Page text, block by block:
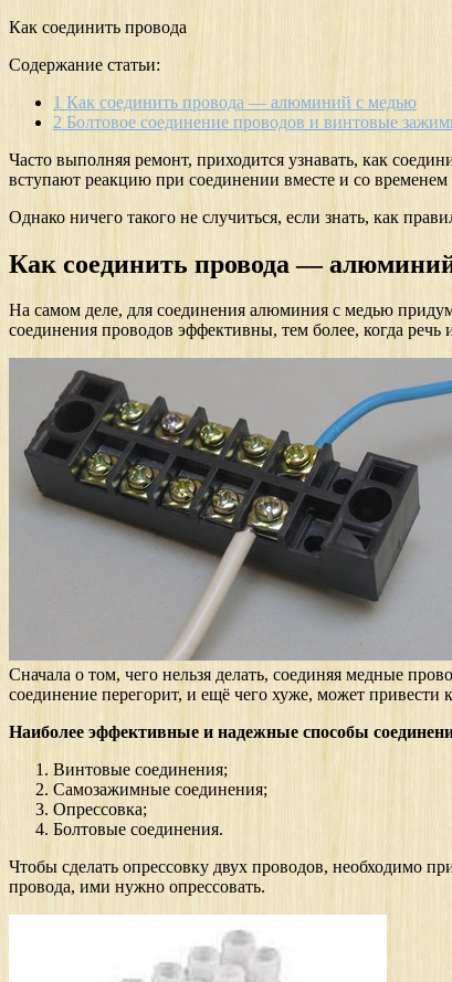
Как соединить провода
Содержание статьи:
1 Как соединить провода — алюминий с медью
2 Болтовое соединение проводов и винтовые
Часто выполняя ремонт, приходится узнавать, как
вступают реакцию при соединении вместе и со временем
Однако ничего такого не случиться, если знать, как
Как соединить провода —
На самом деле, для соединения алюминия с медью
соединения проводов эффективны, тем более, когда
Сначала о том, чего нельзя делать, соединяя медные
соединение перегорит, и ещё чего хуже, может привести
Наиболее эффективные и надежные способы
Винтовые соединения;
Самозажимные соединения;
Опрессовка;
Болтовые соединения.
Чтобы сделать опрессовку двух проводов, необходимо
провода, ими нужно опрессовать.